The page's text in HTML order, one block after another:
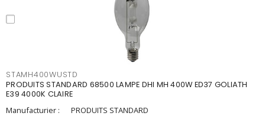
STAMH400WUSTD
PRODUITS STANDARD 68500 LAMPE DHI MH 400W ED37 GOLIATH
E39 4000K CLAIRE
Manufacturier :
PRODUITS STANDARD